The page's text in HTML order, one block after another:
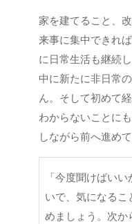
家を建てること、
来事に集中できれ
に日常生活も継続
中に新たに非日常
ん。そして初めて
わからないことに
しながら前へ進め
「今度聞けばい
いで、気になるこ
めましょう。次か